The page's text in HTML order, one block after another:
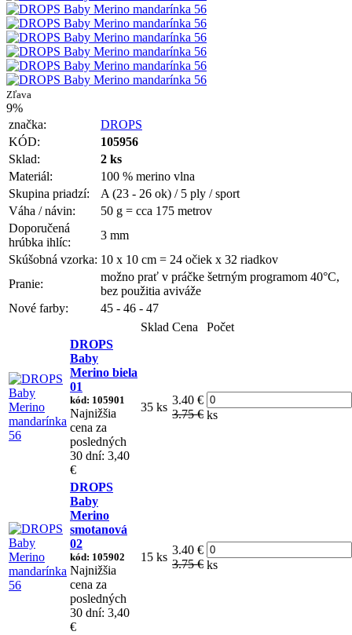
Zľava
9%
značka:
DROPS
KÓD:
105956
Sklad:
2 ks
Materiál:
100 % merino vlna
Skupina priadzí:
A (23 - 26 ok) / 5 ply / sport
Váha / návin:
50 g = cca 175 metrov
Doporučená
hrúbka ihlíc:
3 mm
Skúšobná vzorka: 10 x 10 cm = 24 očiek x 32 riadkov
Pranie:
možno prať v práčke šetrným programom 40°C,
bez použitia aviváže
Nové farby:
45 - 46 - 47
Sklad Cena
Počet
DROPS
Baby
Merino biela
01
kód: 105901
Najnižšia
cena za
posledných
30 dní: 3,40
€
35 ks
3.40 €
3.75 € ks
DROPS
Baby
Merino
smotanová
02
kód: 105902
Najnižšia
cena za
posledných
30 dní: 3,40
€
15 ks
3.40 €
3.75 € ks